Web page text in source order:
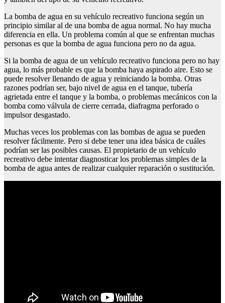
La bomba de agua en su vehículo recreativo funciona según un
principio similar al de una bomba de agua normal. No hay mucha
diferencia en ella. Un problema común al que se enfrentan muchas
personas es que la bomba de agua funciona pero no da agua.
Si la bomba de agua de un vehículo recreativo funciona pero no hay
agua, lo más probable es que la bomba haya aspirado aire. Esto se
puede resolver llenando de agua y reiniciando la bomba. Otras
razones podrían ser, bajo nivel de agua en el tanque, tubería
agrietada entre el tanque y la bomba, o problemas mecánicos con la
bomba como válvula de cierre cerrada, diafragma perforado o
impulsor desgastado.
Muchas veces los problemas con las bombas de agua se pueden
resolver fácilmente. Pero si debe tener una idea básica de cuáles
podrían ser las posibles causas. El propietario de un vehículo
recreativo debe intentar diagnosticar los problemas simples de la
bomba de agua antes de realizar cualquier reparación o sustitución.